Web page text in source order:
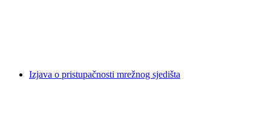
Izjava o pristupačnosti mrežnog sjedišta